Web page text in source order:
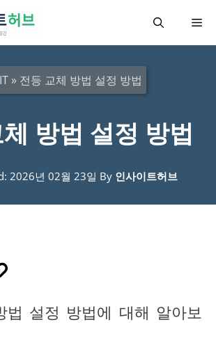
메
IT» 전등 교체 방법 설정 방법
방법 설정 방법
2026년 02월 23일 By 인사이트허브
법 설정 방법에 대해 알아보